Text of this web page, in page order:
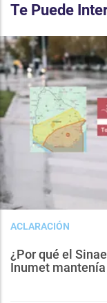
Te Puede
ACLARACIÓN
¿Por qué el
Inumet